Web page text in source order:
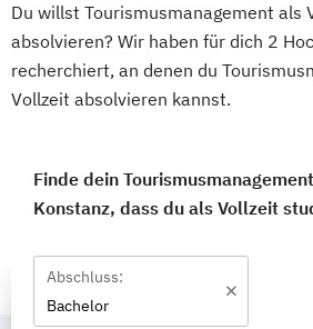
Du willst Tourismusmanagement als
absolvieren? Wir haben für dich 2
recherchiert, an denen du
Vollzeit absolvieren kannst.
Finde dein
Konstanz, dass du als Vollzeit
Abschluss:
Bachelor